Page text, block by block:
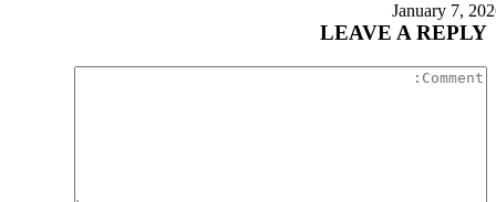
January 7,
LEAVE A REPLY